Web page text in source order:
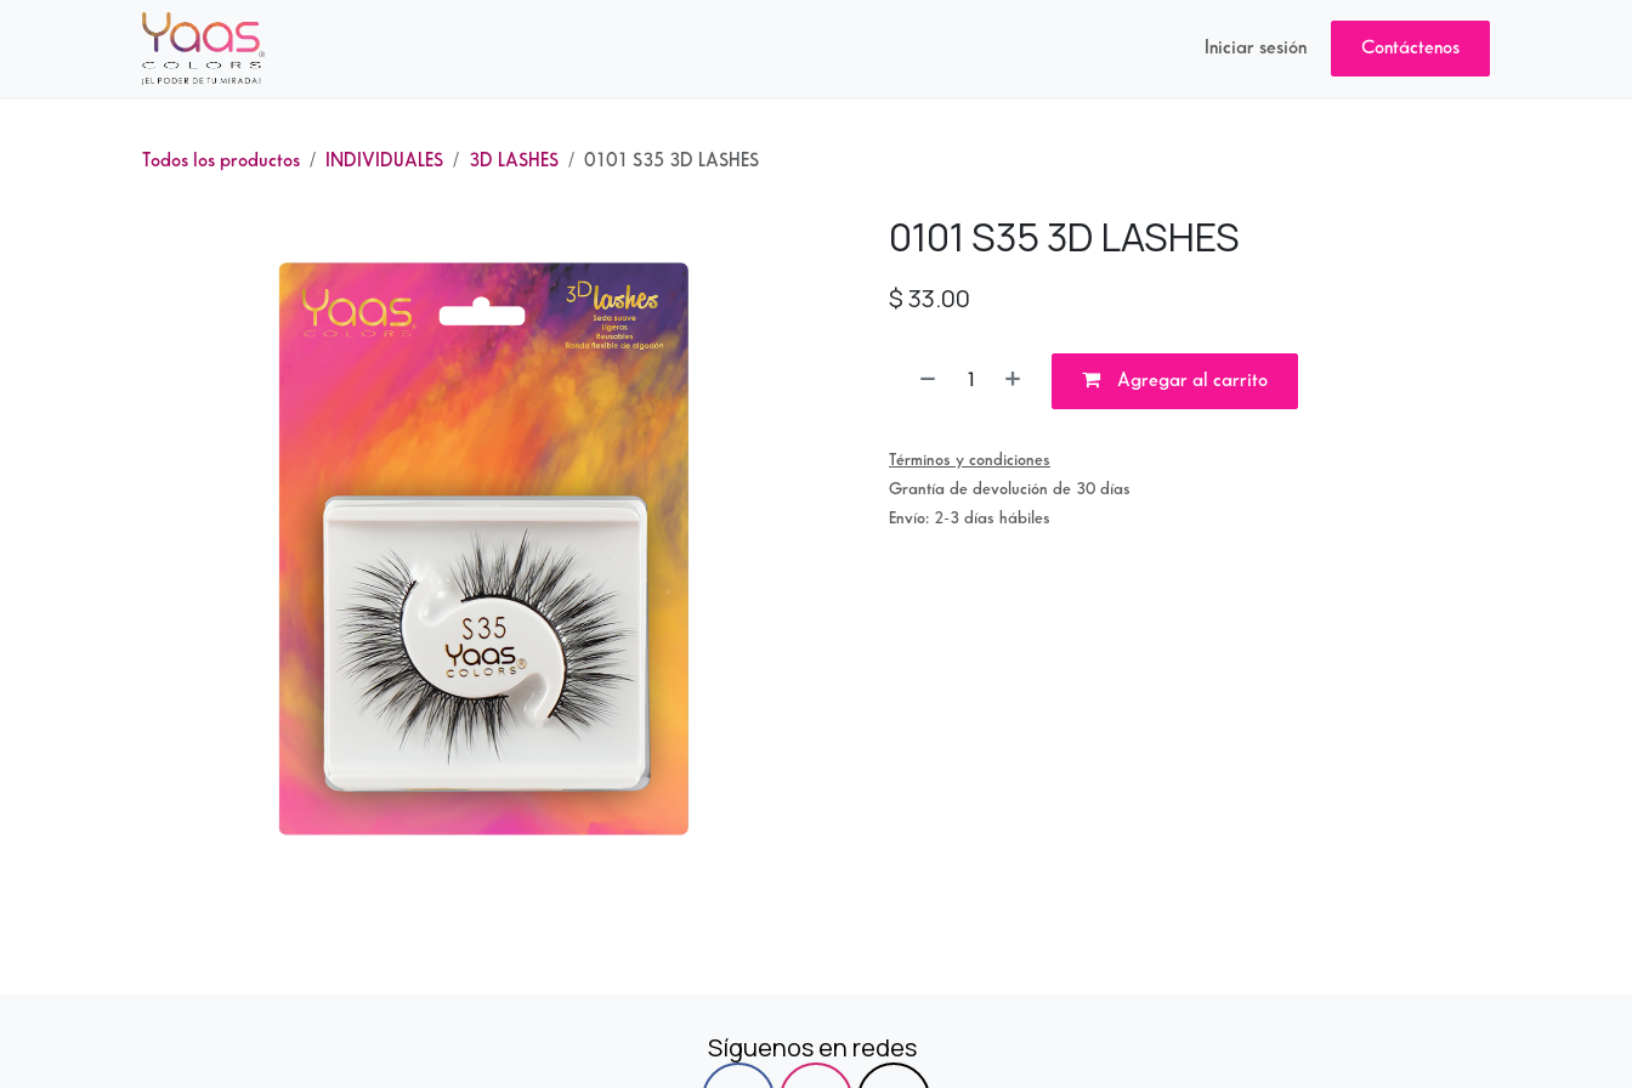
Iniciar sesión Contáctenos
Todos los productos INDIVIDUALES 3D LASHES 0101 S35 3D LASHES
0101 S35 3D LASHES
$33.00
Agregar al carrito
Términos y condiciones
Grantía de devolución de 30 días
Envío: 2-3 días hábiles
Síguenos en redes